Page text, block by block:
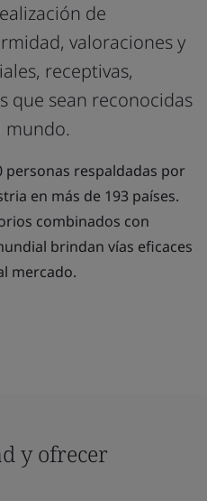
de
valoraciones y
receptivas,
que sean reconocidas
mundo.
personas respaldadas por
en más de 193 países.
combinados con
brindan vías eficaces
mercado.
y ofrecer